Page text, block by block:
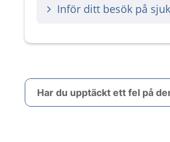
Inför ditt besök på
Har du upptäckt ett fel på